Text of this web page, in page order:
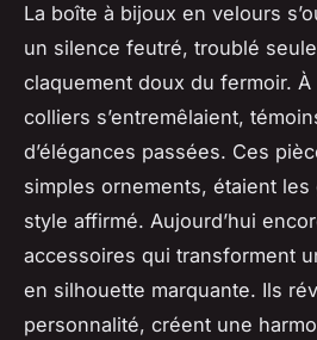
La boîte à bijoux en velours
un silence feutré, troublé
claquement doux du fermoir. À
colliers s’entremêlaient,
d’élégances passées. Ces
simples ornements, étaient les
style affirmé. Aujourd’hui
accessoires qui transforment
en silhouette marquante. Ils
personnalité, créent une